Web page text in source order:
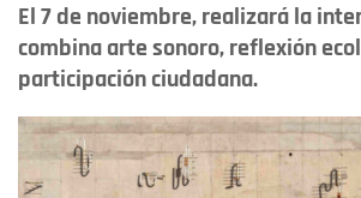
El 7 de noviembre, realizará la
combina arte sonoro, reflexión
participación ciudadana.